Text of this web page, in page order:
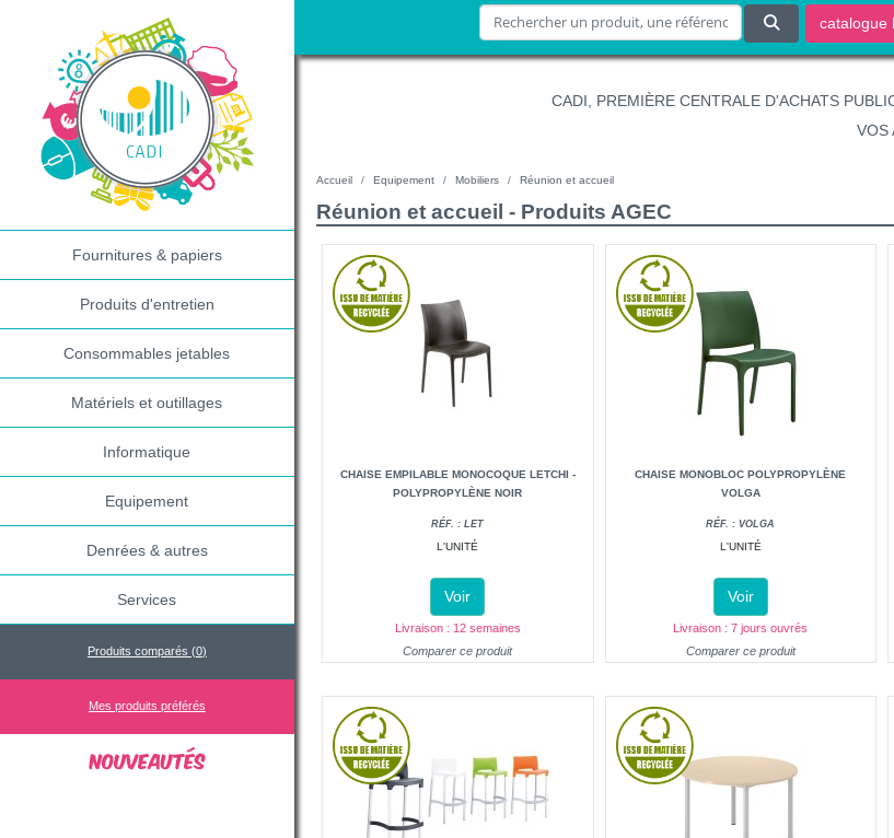
Fournitures & papiers
Produits d'entretien
Consommables jetables
Matériels et outillages
Informatique
Equipement
Denrées & autres
Services
Produits comparés (0)
Mes produits préférés
catalogue
CADI, PREMIÈRE CENTRALE D'ACHATS
VOS
Accueil Equipement Mobiliers Réunion et accueil
Réunion et accueil - Produits AGEC
CHAISE EMPILABLE MONOCOQUE LETCHI -
POLYPROPYLÈNE NOIR
RÉF. : LET
L'UNITÉ
Voir
Livraison : 12 semaines
Comparer ce produit
CHAISE MONOBLOC POLYPROPYLÈNE
VOLGA
RÉF. : VOLGA
L'UNITÉ
Voir
Livraison : 7 jours ouvrés
Comparer ce produit